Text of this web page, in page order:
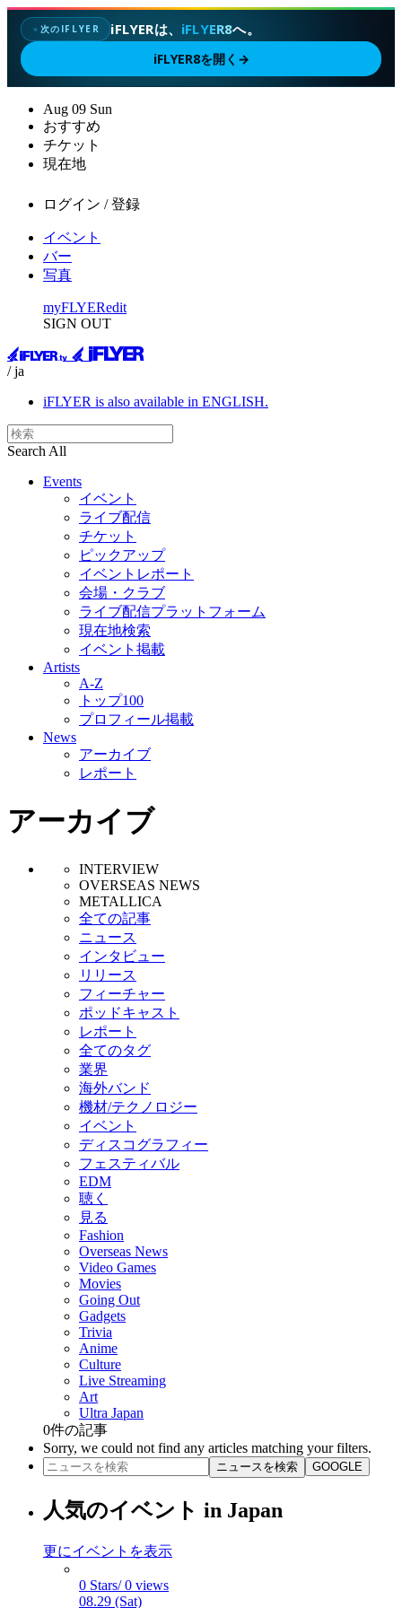
✦次のIFLYER iFLYERは、 iFLYER8へ。
iFLYER8を開く →
Aug 09 Sun
おすすめ
チケット
現在地
ログイン / 登録
イベント
バー
写真
myFLYERedit
SIGN OUT
/ ja
iFLYER is also available in ENGLISH.
Search All
Events
イベント
ライブ配信
チケット
ピックアップ
イベントレポート
会場・クラブ
ライブ配信プラットフォーム
現在地検索
イベント掲載
Artists
A-Z
トップ100
プロフィール掲載
News
アーカイブ
レポート
アーカイブ
INTERVIEW
OVERSEAS NEWS
METALLICA
全ての記事
ニュース
インタビュー
リリース
フィーチャー
ポッドキャスト
レポート
全てのタグ
業界
海外バンド
機材/テクノロジー
イベント
ディスコグラフィー
フェスティバル
EDM
聴く
見る
Fashion
Overseas News
Video Games
Movies
Going Out
Gadgets
Trivia
Anime
Culture
Live Streaming
Art
Ultra Japan
0件の記事
Sorry, we could not find any articles matching your filters.
ニュースを検索 GOOGLE
人気のイベント in Japan
更にイベントを表示
0 Stars/ 0 views
08.29 (Sat)